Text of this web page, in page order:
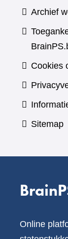
Archief
Cookies
Sitemap
Online